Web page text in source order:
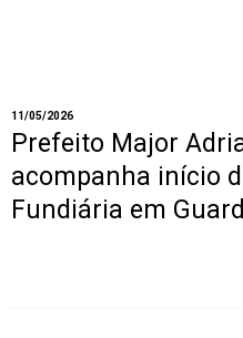
11/05/2026
Prefeito Major
acompanha início
Fundiária em